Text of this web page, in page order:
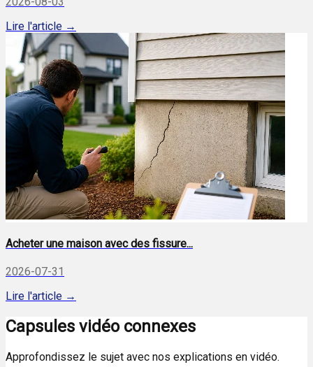
Lire l'article →
Acheter une maison avec des fissure...
2026-07-31
Lire l'article →
Capsules vidéo connexes
Approfondissez le sujet avec nos explications en vidéo.